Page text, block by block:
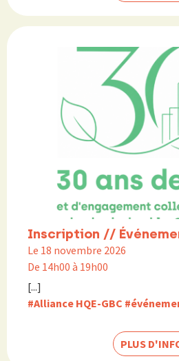
Inscription //
Le 18 novembre 2026
De 14h00 à 19h00
[...]
#Alliance HQE-GBC
PLUS